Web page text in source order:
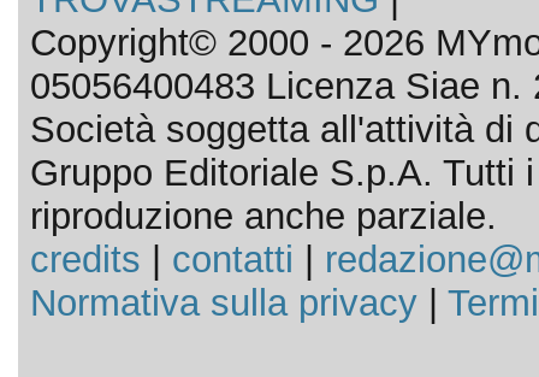
Copyright© 2000 - 2026
05056400483 Licenza Siae n.
Società soggetta all'attività di
Gruppo Editoriale S.p.A. Tutti
riproduzione anche parziale.
credits
contatti
Normativa sulla privacy|